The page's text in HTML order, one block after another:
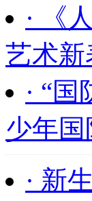
· 《
艺术新
· “
少年
· 新